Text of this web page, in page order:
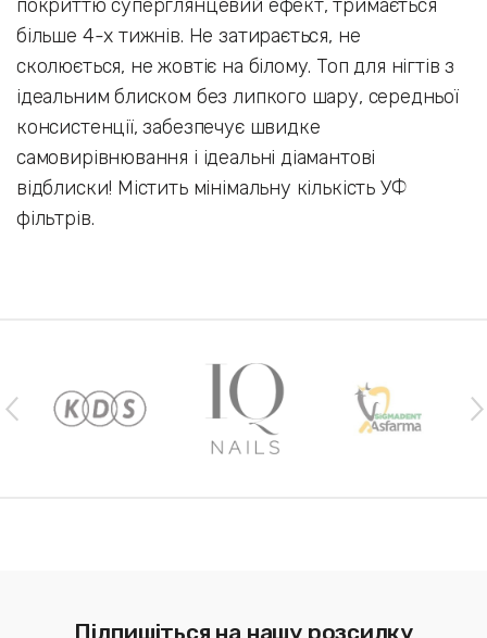
покриттю суперглянцевий ефект, тримається
більше 4-х тижнів. Не затирається, не
сколюється, не жовтіє на білому. Топ для нігтів з
ідеальним блиском без липкого шару, середньої
консистенції, забезпечує швидке
самовирівнювання і ідеальні діамантові
відблиски! Містить мінімальну кількість УФ
фільтрів.
Підпишіться на нашу розсилку